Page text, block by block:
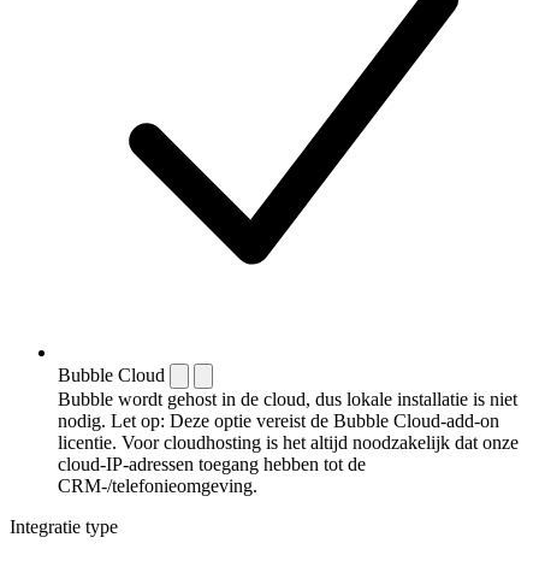
Bubble Cloud
Bubble wordt gehost in de cloud, dus lokale installatie is niet
nodig. Let op: Deze optie vereist de Bubble Cloud-add-on
licentie. Voor cloudhosting is het altijd noodzakelijk dat onze
cloud-IP-adressen toegang hebben tot de
CRM-/telefonieomgeving.
Integratie type